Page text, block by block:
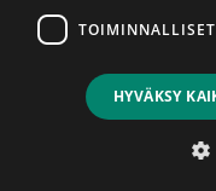
koristeellinen
sisäkäyttöön.
suosittelemme
pituus on 3,6m.Listat
tuote on hyväksytty
tuotantovirheisiin
TOIMINNALLISET
HYVÄKSY